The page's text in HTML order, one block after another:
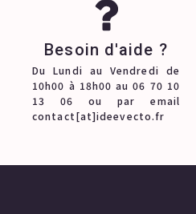
Besoin d'aide ?
Du Lundi au Vendredi de
10h00 à 18h00 au 06 70 10
13 06 ou par email
contact[at]ideevecto.fr